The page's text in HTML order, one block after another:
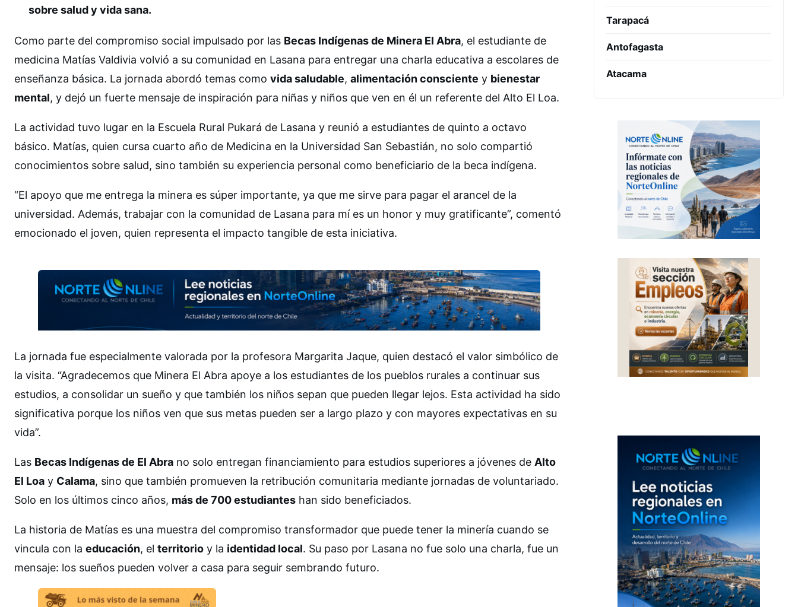
sobre salud y vida sana.
Como parte del compromiso social impulsado por las Becas Indígenas de Minera El Abra, el estudiante de
medicina Matías Valdivia volvió a su comunidad en Lasana para entregar una charla educativa a escolares de
enseñanza básica. La jornada abordó temas como vida saludable, alimentación consciente y bienestar
mental, y dejó un fuerte mensaje de inspiración para niñas y niños que ven en él un referente del Alto El Loa.
La actividad tuvo lugar en la Escuela Rural Pukará de Lasana y reunió a estudiantes de quinto a octavo
básico. Matías, quien cursa cuarto año de Medicina en la Universidad San Sebastián, no solo compartió
conocimientos sobre salud, sino también su experiencia personal como beneficiario de la beca indígena.
“El apoyo que me entrega la minera es súper importante, ya que me sirve para pagar el arancel de la
universidad. Además, trabajar con la comunidad de Lasana para mí es un honor y muy gratificante”, comentó
emocionado el joven, quien representa el impacto tangible de esta iniciativa.
La jornada fue especialmente valorada por la profesora Margarita Jaque, quien destacó el valor simbólico de
la visita. “Agradecemos que Minera El Abra apoye a los estudiantes de los pueblos rurales a continuar sus
estudios, a consolidar un sueño y que también los niños sepan que pueden llegar lejos. Esta actividad ha sido
significativa porque los niños ven que sus metas pueden ser a largo plazo y con mayores expectativas en su
vida”.
Las Becas Indígenas de El Abra no solo entregan financiamiento para estudios superiores a jóvenes de Alto
El Loa y Calama, sino que también promueven la retribución comunitaria mediante jornadas de voluntariado.
Solo en los últimos cinco años, más de 700 estudiantes han sido beneficiados.
La historia de Matías es una muestra del compromiso transformador que puede tener la minería cuando se
vincula con la educación, el territorio y la identidad local. Su paso por Lasana no fue solo una charla, fue un
mensaje: los sueños pueden volver a casa para seguir sembrando futuro.
Tarapacá
Antofagasta
Atacama